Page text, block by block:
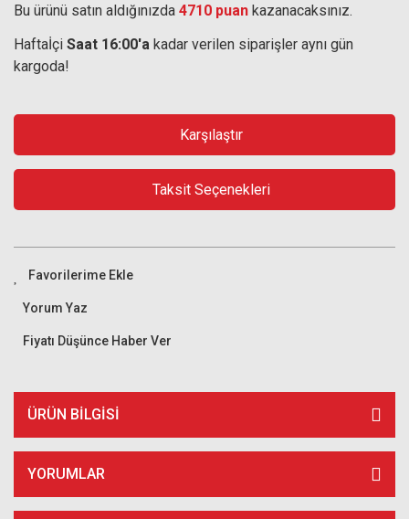
Bu ürünü satın aldığınızda 4710 puan kazanacaksınız.
Haftaİçi Saat 16:00'a kadar verilen siparişler aynı gün
kargoda!
Karşılaştır
Taksit Seçenekleri
Yorum Yaz
Fiyatı Düşünce Haber Ver
ÜRÜN BILGISI
YORUMLAR